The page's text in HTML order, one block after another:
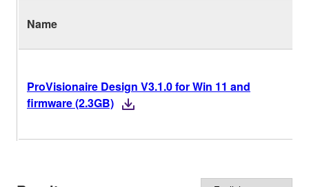
Name
ProVisionaire Design V3.1.0 for Win 11 and
firmware (2.3GB)